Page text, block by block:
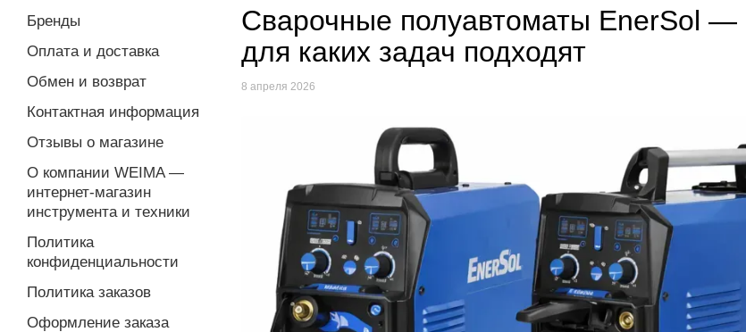
Сварочные полуавтоматы EnerSol —
для каких задач подходят
8 апреля 2026
Бренды
Оплата и доставка
Обмен и возврат
Контактная информация
Отзывы о магазине
О компании WEIMA —
интернет-магазин
инструмента и техники
Политика
конфиденциальности
Политика заказов
Оформление заказа